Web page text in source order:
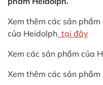
Xem thêm các sản
của Heidolph tại đây
Xem các sản phẩm của
Xem thêm các sản phẩm